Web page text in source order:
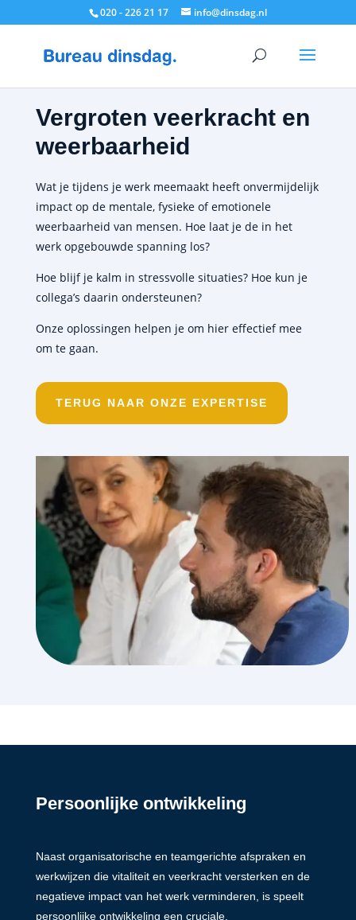
020 - 226 21 17 info@dinsdag.nl
Vergroten veerkracht en
weerbaarheid
Wat je tijdens je werk meemaakt heeft onvermijdelijk
impact op de mentale, fysieke of emotionele
weerbaarheid van mensen. Hoe laat je de in het
werk opgebouwde spanning los?
Hoe blijf je kalm in stressvolle situaties? Hoe kun je
collega’s daarin ondersteunen?
Onze oplossingen helpen je om hier effectief mee
om te gaan.
TERUG NAAR ONZE EXPERTISE
Persoonlijke ontwikkeling
Naast organisatorische en teamgerichte afspraken en
werkwijzen die vitaliteit en veerkracht versterken en de
negatieve impact van het werk verminderen, is speelt
persoonlijke ontwikkeling een cruciale.